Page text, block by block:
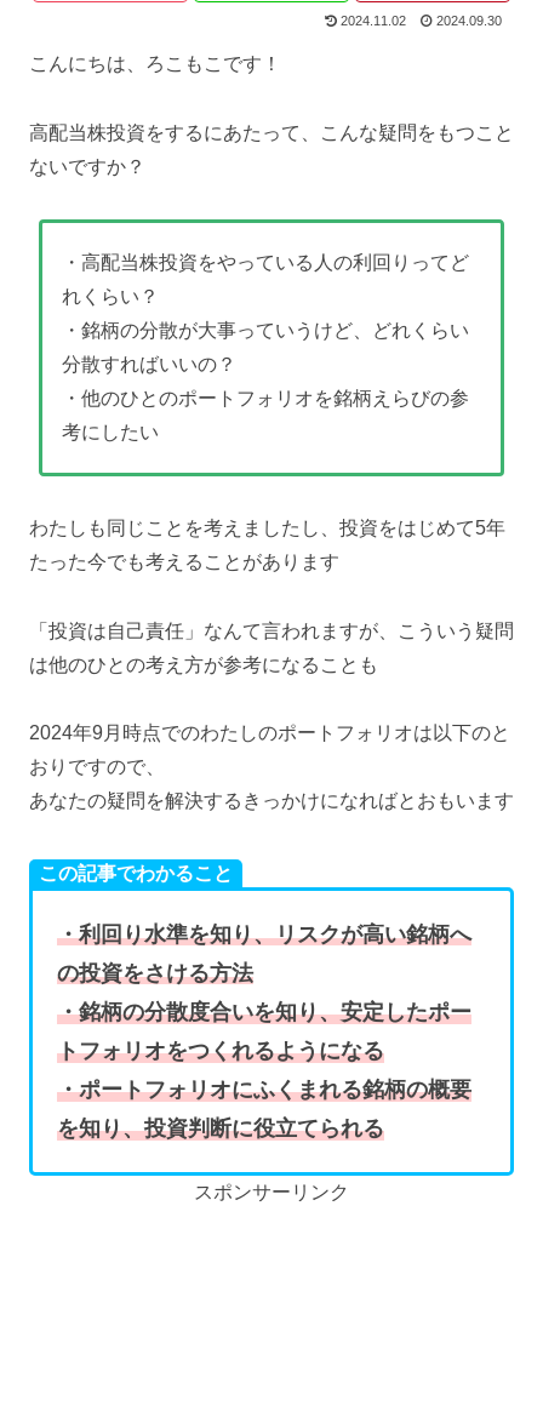
2024.11.02 2024.09.30
こんにちは、ろこもこです！
高配当株投資をするにあたって、こんな疑問をもつこと
ないですか？
・高配当株投資をやっている人の利回りってど
れくらい？
・銘柄の分散が大事っていうけど、どれくらい
分散すればいいの？
・他のひとのポートフォリオを銘柄えらびの参
考にしたい
わたしも同じことを考えましたし、投資をはじめて5年
たった今でも考えることがあります
「投資は自己責任」なんて言われますが、こういう疑問
は他のひとの考え方が参考になることも
2024年9月時点でのわたしのポートフォリオは以下のと
おりですので、
あなたの疑問を解決するきっかけになればとおもいます
この記事でわかること
・利回り水準を知り、リスクが高い銘柄へ
の投資をさける方法
・銘柄の分散度合いを知り、安定したポー
トフォリオをつくれるようになる
・ポートフォリオにふくまれる銘柄の概要
を知り、投資判断に役立てられる
スポンサーリンク